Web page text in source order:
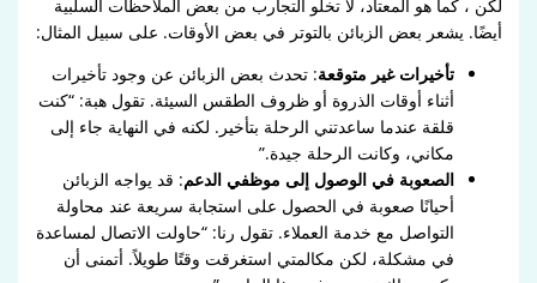
لكن ، كما هو المعتاد، لا تخلو التجارب من بعض الملاحظات السلبية
أيضًا. يشعر بعض الزبائن بالتوتر في بعض الأوقات. على سبيل المثال:
تأخيرات غير متوقعة: تحدث بعض الزبائن عن وجود تأخيرات
أثناء أوقات الذروة أو ظروف الطقس السيئة. تقول هبة: “كنت
قلقة عندما ساعدتني الرحلة بتأخير. لكنه في النهاية جاء إلى
مكاني، وكانت الرحلة جيدة.”
الصعوبة في الوصول إلى موظفي الدعم: قد يواجه الزبائن
أحيانًا صعوبة في الحصول على استجابة سريعة عند محاولة
التواصل مع خدمة العملاء. تقول رنا: “حاولت الاتصال لمساعدة
في مشكلة، لكن مكالمتي استغرقت وقتًا طويلاً. أتمنى أن